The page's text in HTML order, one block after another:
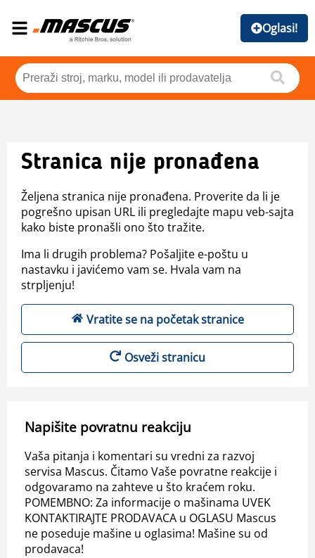
Oglasi!
Stranica nije pronađena
Željena stranica nije pronađena. Proverite da li je
pogrešno upisan URL ili pregledajte mapu veb-sajta
kako biste pronašli ono što tražite.
Ima li drugih problema? Pošaljite e-poštu u
nastavku i javićemo vam se. Hvala vam na
strpljenju!
Vratite se na početak stranice
Osveži stranicu
Napišite povratnu reakciju
Vaša pitanja i komentari su vredni za razvoj
servisa Mascus. Čitamo Vaše povratne reakcije i
odgovaramo na zahteve u što kraćem roku.
POMEMBNO: Za informacije o mašinama UVEK
KONTAKTIRAJTE PRODAVACA u OGLASU Mascus
ne poseduje mašine u oglasima! Mašine su od
prodavaca!